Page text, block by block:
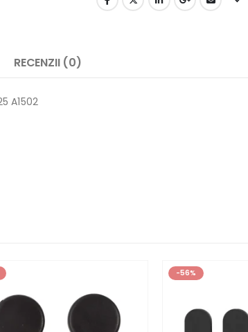
RECENZII (0)
A1502
-56%